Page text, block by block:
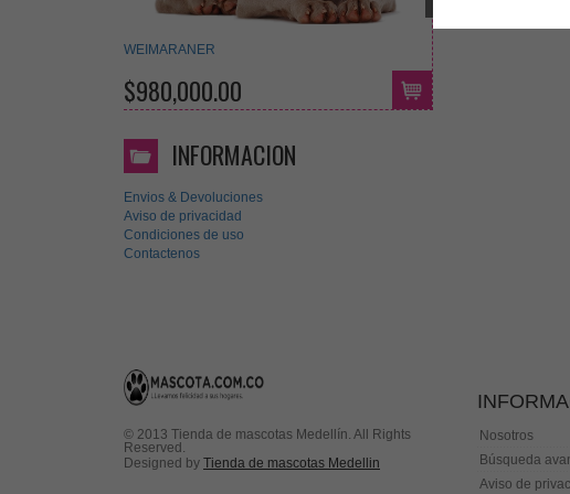
WEIMARANER
$980,000.00
INFORMACION
Envios & Devoluciones
Aviso de privacidad
Condiciones de uso
Contactenos
© 2013 Tienda de mascotas Medellín. All Rights
Reserved.
Designed by Tienda de mascotas Medellin
Nosotros
Búsqueda
Aviso de